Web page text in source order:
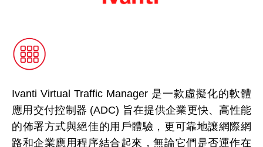
Ivanti Virtual Traffic Manager 是一款虛擬化的軟體
應用交付控制器 (ADC) 旨在提供企業更快、高性能
的佈署方式與絕佳的用戶體驗，更可靠地讓網際網
路和企業應用程序結合起來，無論它們是否運作在